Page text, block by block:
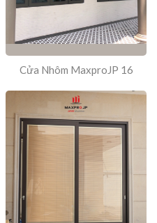
Cửa Nhôm MaxproJP 16